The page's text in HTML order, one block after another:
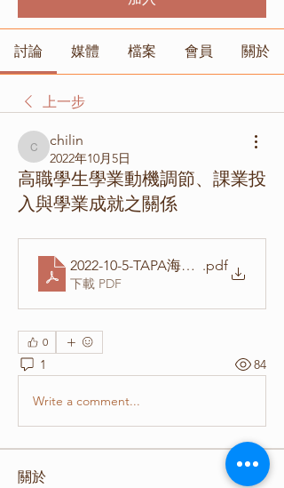
討論 媒體 檔案 會員 關於
上一步
chilin
chilin
2022年10月5日
高職學生學業動機調節、課業投
入與學業成就之關係
2022-10-5-TAPA海報-林啓超
.pdf
下載 PDF
0
1 84
Write a comment...
關於